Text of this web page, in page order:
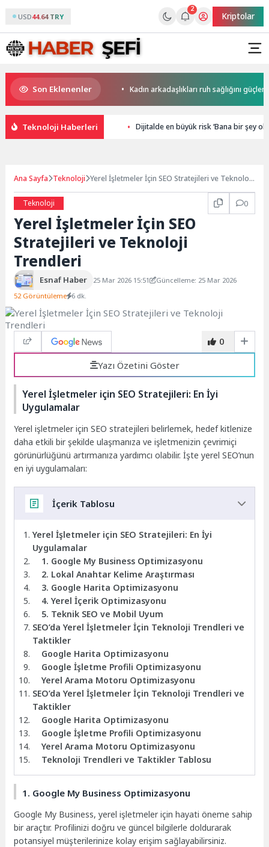
USD44.64 TRY
2
Kriptolar
Son Eklenenler
zekaya bırakıyor Kadın arkadaşlıkları ruh sağlığını
Teknoloji Haberleri Dijitalde en büyük risk ‘Bana bir şey
Ana Sayfa Teknoloji Yerel İşletmeler İçin SEO Stratejileri ve Teknoloji
Teknoloji
0
Yerel İşletmeler İçin SEO
Stratejileri ve Teknoloji
Trendleri
Esnaf Haber 25 Mar 2026 15:51
Güncelleme: 25 Mar 2026
52 Görüntüleme 6 dk.
0
Yazı Özetini Göster
Yerel İşletmeler için SEO Stratejileri: En İyi
Uygulamalar
Yerel işletmeler için SEO stratejileri belirlemek, hedef kitlenize
daha etkili bir şekilde ulaşmanıza ve işletmenizin çevrimiçi
görünürlüğünü artırmanıza yardımcı olabilir. İşte yerel SEO’nun
en iyi uygulamaları:
İçerik Tablosu
Yerel İşletmeler için SEO Stratejileri: En İyi
Uygulamalar
1. Google My Business Optimizasyonu
2. Lokal Anahtar Kelime Araştırması
3. Google Harita Optimizasyonu
4. Yerel İçerik Optimizasyonu
5. Teknik SEO ve Mobil Uyum
SEO’da Yerel İşletmeler İçin Teknoloji Trendleri ve
Taktikler
Google Harita Optimizasyonu
Google İşletme Profili Optimizasyonu
Yerel Arama Motoru Optimizasyonu
SEO’da Yerel İşletmeler İçin Teknoloji Trendleri ve
Taktikler
Google Harita Optimizasyonu
Google İşletme Profili Optimizasyonu
Yerel Arama Motoru Optimizasyonu
Teknoloji Trendleri ve Taktikler Tablosu
1. Google My Business Optimizasyonu
Google My Business, yerel işletmeler için hayati öneme sahip
bir araçtır. Profilinizi doğru ve güncel bilgilerle doldurarak
potansiyel müşterilerinize kolay erişim sağlayabilirsiniz.